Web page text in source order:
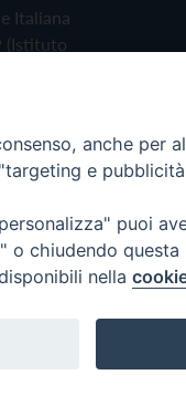
Italiana
(Istituto
anche per
e
puoi
chiudendo
nella